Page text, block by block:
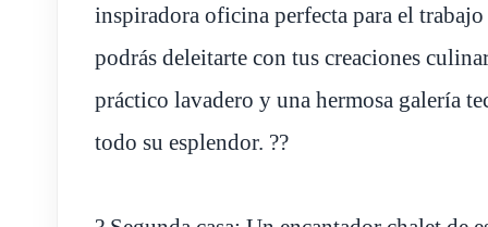
inspiradora oficina perfecta para el
podrás deleitarte con tus creaciones
práctico lavadero y una hermosa galería
todo su esplendor. ??